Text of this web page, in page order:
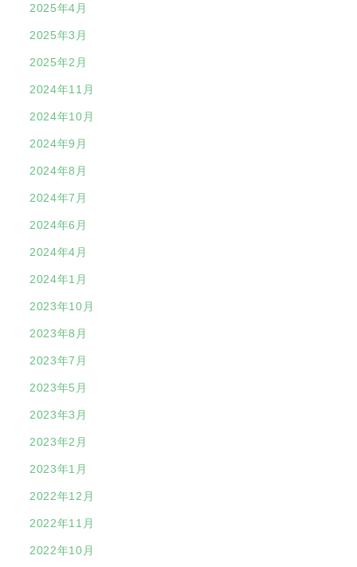
2025年4月
2025年3月
2025年2月
2024年11月
2024年10月
2024年9月
2024年8月
2024年7月
2024年6月
2024年4月
2024年1月
2023年10月
2023年8月
2023年7月
2023年5月
2023年3月
2023年2月
2023年1月
2022年12月
2022年11月
2022年10月